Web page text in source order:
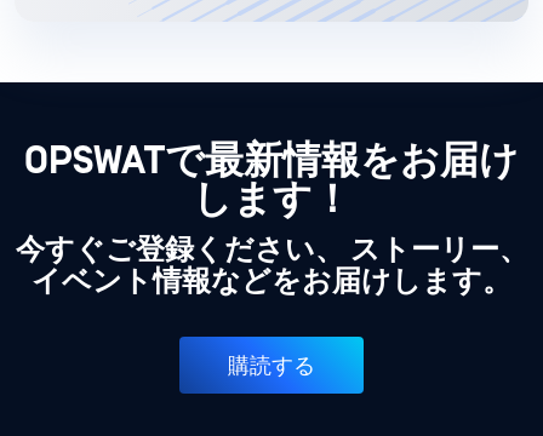
OPSWATで最新情報をお届け
します！
今すぐご登録ください、 ストーリー、
イベント情報などをお届けします。
購読する